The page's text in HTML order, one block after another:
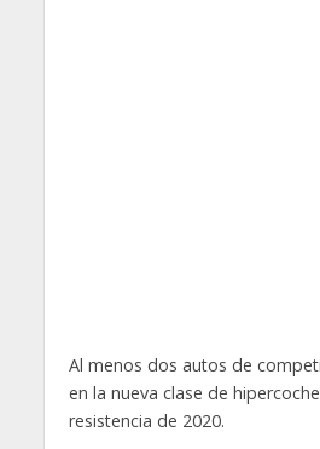
Al menos dos autos de
en la nueva clase de
resistencia de 2020.